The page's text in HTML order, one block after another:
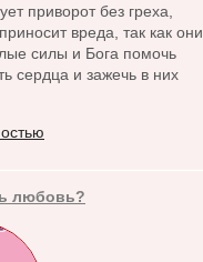
приворот без греха,
вреда, так как они
силы и Бога помочь
сердца и зажечь в них
любовь?